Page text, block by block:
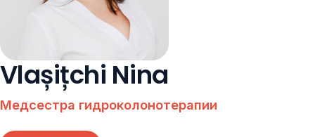
Vlașițchi Nina
Медсестра гидроколонотерапии